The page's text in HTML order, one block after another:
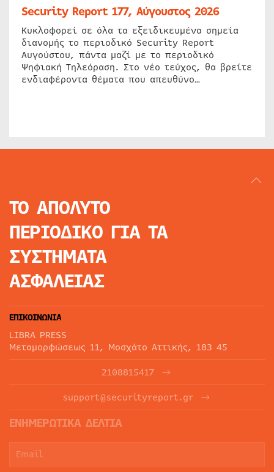
Security Report 177, Αύγουστος 2026
Κυκλοφορεί σε όλα τα εξειδικευμένα σημεία
διανομής το περιοδικό Security Report
Αυγούστου, πάντα μαζί με το περιοδικό
Ψηφιακή Τηλεόραση. Στο νέο τεύχος, θα βρείτε
ενδιαφέροντα θέματα που απευθύνο…
ΤΟ ΑΠΟΛΥΤΟ
ΠΕΡΙΟΔΙΚΟ ΓΙΑ ΤΑ
ΣΥΣΤΗΜΑΤΑ
ΑΣΦΑΛΕΙΑΣ
ΕΠΙΚΟΙΝΩΝΙΑ
LIBRA PRESS
Μεταμορφώσεως 11, Μοσχάτο Αττικής, 183 45
2108815417
support@securityreport.gr
ΕΝΗΜΕΡΩΤΙΚΑ ΔΕΛΤΙΑ